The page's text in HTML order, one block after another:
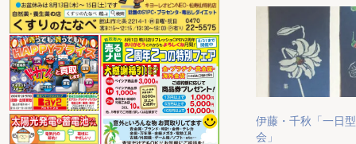
伊藤・千秋「一日
会」